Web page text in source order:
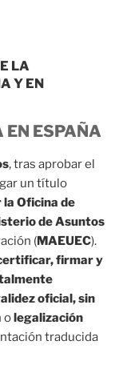
LA
Y EN
EN ESPAÑA
, tras aprobar el
un título
Oficina de
de Asuntos
(MAEUEC).
firmar y
oficial, sin
olegalización
traducida